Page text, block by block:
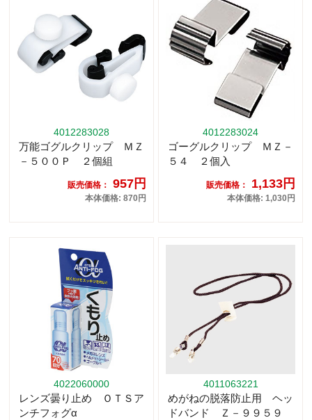
4012283028
万能ゴグルクリップ ＭＺ
－５００Ｐ ２個組
販売価格： 957円
本体価格: 870円
4012283024
ゴーグルクリップ ＭＺ－
５４ ２個入
販売価格： 1,133円
本体価格: 1,030円
4022060000
レンズ曇り止め ＯＴＳア
ンチフォグα
4011063221
めがねの脱落防止用 ヘッ
ドバンド Ｚ－９９５９